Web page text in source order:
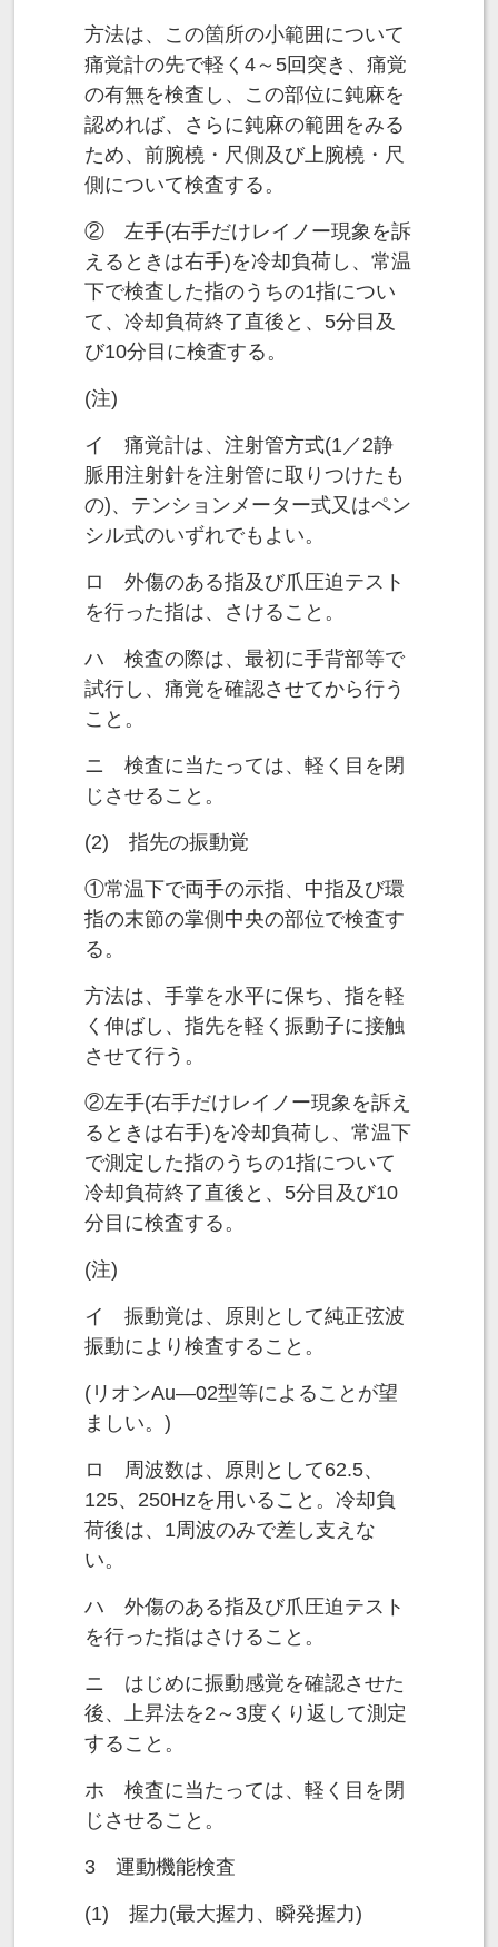
方法は、この箇所の小範囲について
痛覚計の先で軽く4～5回突き、痛覚
の有無を検査し、この部位に鈍麻を
認めれば、さらに鈍麻の範囲をみる
ため、前腕橈・尺側及び上腕橈・尺
側について検査する。
② 左手(右手だけレイノー現象を訴
えるときは右手)を冷却負荷し、常温
下で検査した指のうちの1指につい
て、冷却負荷終了直後と、5分目及
び10分目に検査する。
(注)
イ 痛覚計は、注射管方式(1／2静
脈用注射針を注射管に取りつけたも
の)、テンションメーター式又はペン
シル式のいずれでもよい。
ロ 外傷のある指及び爪圧迫テスト
を行った指は、さけること。
ハ 検査の際は、最初に手背部等で
試行し、痛覚を確認させてから行う
こと。
ニ 検査に当たっては、軽く目を閉
じさせること。
(2) 指先の振動覚
①常温下で両手の示指、中指及び環
指の末節の掌側中央の部位で検査す
る。
方法は、手掌を水平に保ち、指を軽
く伸ばし、指先を軽く振動子に接触
させて行う。
②左手(右手だけレイノー現象を訴え
るときは右手)を冷却負荷し、常温下
で測定した指のうちの1指について
冷却負荷終了直後と、5分目及び10
分目に検査する。
(注)
イ 振動覚は、原則として純正弦波
振動により検査すること。
(リオンAu―02型等によることが望
ましい。)
ロ 周波数は、原則として62.5、
125、250Hzを用いること。冷却負
荷後は、1周波のみで差し支えな
い。
ハ 外傷のある指及び爪圧迫テスト
を行った指はさけること。
ニ はじめに振動感覚を確認させた
後、上昇法を2～3度くり返して測定
すること。
ホ 検査に当たっては、軽く目を閉
じさせること。
3 運動機能検査
(1) 握力(最大握力、瞬発握力)